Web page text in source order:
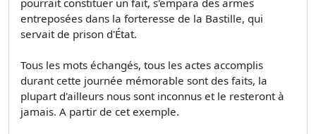
entreposées dans la forteresse de la Bastille, qui
servait de prison d'État.
Tous les mots échangés, tous les actes accomplis
durant cette journée mémorable sont des faits, la
plupart d'ailleurs nous sont inconnus et le resteront à
jamais. A partir de cet exemple.